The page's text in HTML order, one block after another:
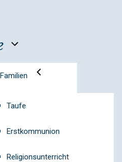
Taufe
Erstkommunion
Religionsunterricht